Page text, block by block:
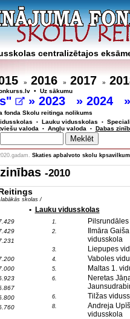
centralizētajos
» 2016 » 2017 »
• Uz sākumu
» 2023 » 2024 »
fonda Skolu reitinga nolikums
• Lauku vidusskolas •
valoda • Angļu valoda • Dabas
Skaties apbalvoto skolu
-2010
skolas /
• Lauku vidusskolas
1.
2.
Ilmāra
vidusskola
3. Liepupes
4. Vaboles
5. Maltas 1.
6.
Neretas
6. Tilžas
8.
Andreja
vidusskola